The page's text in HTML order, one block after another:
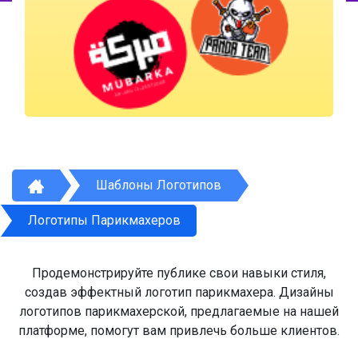
Шаблоны Логотипов
Логотипы Парикмахеров
Продемонстрируйте публике свои навыки стиля,
создав эффектный логотип парикмахера. Дизайны
логотипов парикмахерской, предлагаемые на нашей
платформе, помогут вам привлечь больше клиентов.